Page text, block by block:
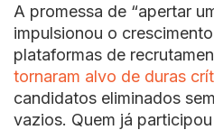
A promessa de “apertar
impulsionou o
plataformas de
tornaram alvo de duras
candidatos eliminados
vazios. Quem já